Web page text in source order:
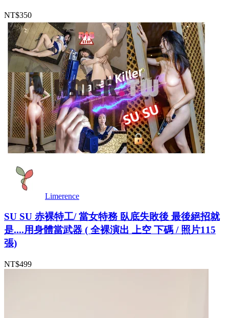
NT$350
Limerence
SU SU 赤裸特工/ 當女特務 臥底失敗後 最後絕招就
是....用身體當武器 ( 全裸演出 上空 下碼 / 照片115
張)
NT$499